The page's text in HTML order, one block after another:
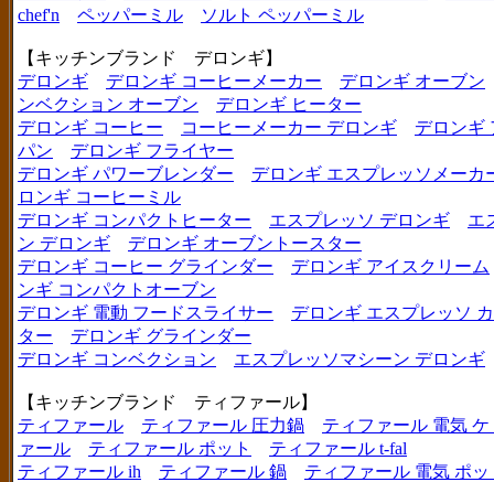
chef'n
ペッパーミル ソルト ペッパーミル
【キッチンブランド デロンギ】
デロンギ
デロンギ コーヒーメーカー
デロンギ オーブン
ンベクション オーブン
デロンギ ヒーター
デロンギ コーヒー
コーヒーメーカー デロンギ
デロンギ
パン
デロンギ フライヤー
デロンギ パワーブレンダー
デロンギ エスプレッソメーカ
ロンギ コーヒーミル
デロンギ コンパクトヒーター
エスプレッソ デロンギ
エ
ン デロンギ
デロンギ オーブントースター
デロンギ コーヒー グラインダー
デロンギ アイスクリーム
ンギ コンパクトオーブン
デロンギ 電動 フードスライサー
デロンギ エスプレッソ
ター
デロンギ グラインダー
デロンギ コンベクション
エスプレッソマシーン デロンギ
【キッチンブランド ティファール】
ティファール
ティファール 圧力鍋
ティファール 電気 ケ
ァール
ティファール ポット
ティファール t-fal
ティファール ih
ティファール 鍋
ティファール 電気 ポッ